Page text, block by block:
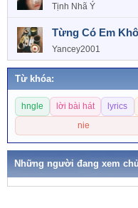
Tịnh Nhã Ý
Từng Có Em
Yancey2001
Từ khóa:
h
hngle lời bài hát lyrics
nie
Những người đang xem